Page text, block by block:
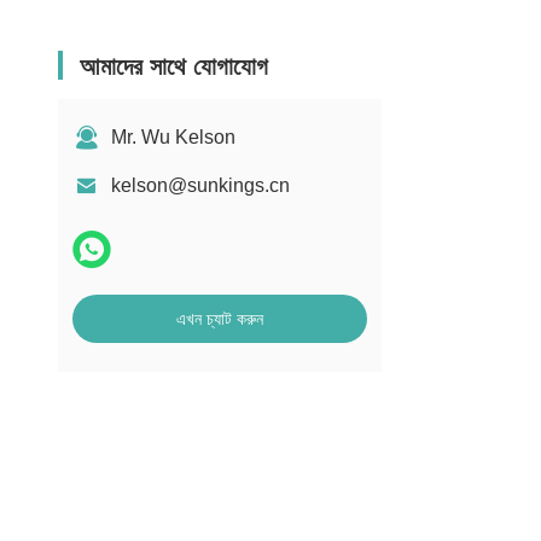
আমাদের সাথে যোগাযোগ
Mr. Wu Kelson
kelson@sunkings.cn
এখন চ্যাট করুন